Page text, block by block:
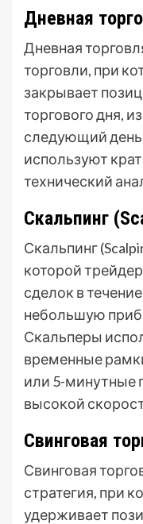
Дневная
Дневная
торговли, при
закрывает
торгового дня,
следующий
используют
технический
Скальпинг
Скальпинг
которой
сделок в
небольшую
Скальперы
временные
или 5-минутные
высокой
Свинговая
Свинговая
стратегия, при
удерживает